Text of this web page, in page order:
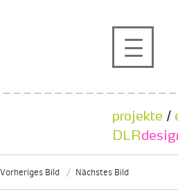
profil
kontakt
referenzen
projekte /
DLR
Vorheriges Bild Nächstes Bild